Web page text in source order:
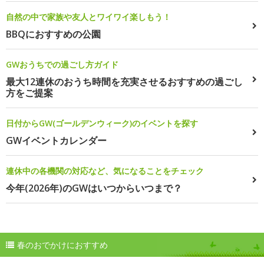
自然の中で家族や友人とワイワイ楽しもう！
BBQにおすすめの公園
GWおうちでの過ごし方ガイド
最大12連休のおうち時間を充実させるおすすめの過ごし
方をご提案
日付からGW(ゴールデンウィーク)のイベントを探す
GWイベントカレンダー
連休中の各機関の対応など、気になることをチェック
今年(2026年)のGWはいつからいつまで？
春のおでかけにおすすめ